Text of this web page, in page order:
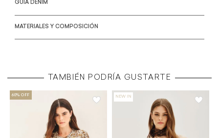
GUÍA DENIM
MATERIALES Y COMPOSICIÓN
TAMBIÉN PODRÍA GUSTARTE